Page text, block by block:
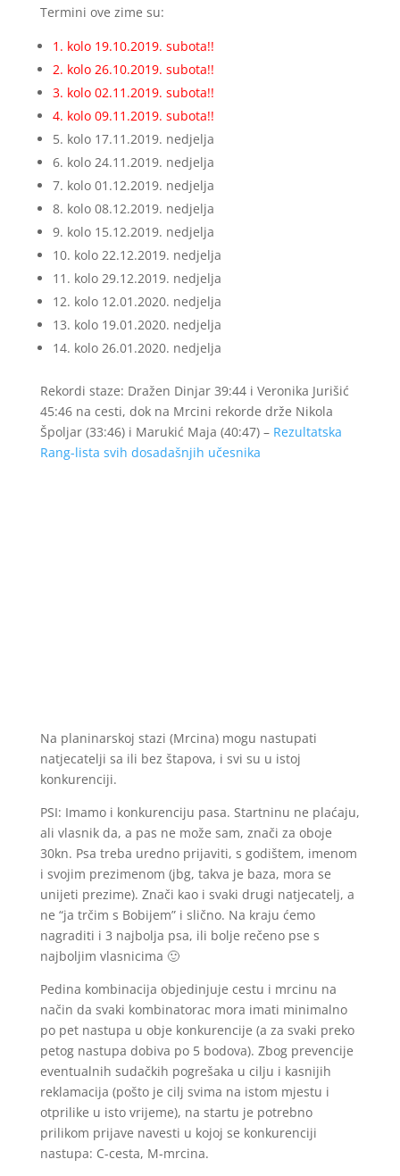
Termini ove zime su:
1. kolo 19.10.2019. subota!!
2. kolo 26.10.2019. subota!!
3. kolo 02.11.2019. subota!!
4. kolo 09.11.2019. subota!!
5. kolo 17.11.2019. nedjelja
6. kolo 24.11.2019. nedjelja
7. kolo 01.12.2019. nedjelja
8. kolo 08.12.2019. nedjelja
9. kolo 15.12.2019. nedjelja
10. kolo 22.12.2019. nedjelja
11. kolo 29.12.2019. nedjelja
12. kolo 12.01.2020. nedjelja
13. kolo 19.01.2020. nedjelja
14. kolo 26.01.2020. nedjelja
Rekordi staze: Dražen Dinjar 39:44 i Veronika Jurišić
45:46 na cesti, dok na Mrcini rekorde drže Nikola
Špoljar (33:46) i Marukić Maja (40:47) – Rezultatska
Rang-lista svih dosadašnjih učesnika
Na planinarskoj stazi (Mrcina) mogu nastupati
natjecatelji sa ili bez štapova, i svi su u istoj
konkurenciji.
PSI: Imamo i konkurenciju pasa. Startninu ne plaćaju,
ali vlasnik da, a pas ne može sam, znači za oboje
30kn. Psa treba uredno prijaviti, s godištem, imenom
i svojim prezimenom (jbg, takva je baza, mora se
unijeti prezime). Znači kao i svaki drugi natjecatelj, a
ne “ja trčim s Bobijem” i slično. Na kraju ćemo
nagraditi i 3 najbolja psa, ili bolje rečeno pse s
najboljim vlasnicima 🙂
Pedina kombinacija objedinjuje cestu i mrcinu na
način da svaki kombinatorac mora imati minimalno
po pet nastupa u obje konkurencije (a za svaki preko
petog nastupa dobiva po 5 bodova). Zbog prevencije
eventualnih sudačkih pogrešaka u cilju i kasnijih
reklamacija (pošto je cilj svima na istom mjestu i
otprilike u isto vrijeme), na startu je potrebno
prilikom prijave navesti u kojoj se konkurenciji
nastupa: C-cesta, M-mrcina.